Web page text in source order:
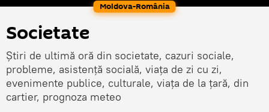
Moldova-România
Societate
Știri de ultimă oră din societate, cazuri sociale,
probleme, asistență socială, viața de zi cu zi,
evenimente publice, culturale, viața de la țară, din
cartier, prognoza meteo